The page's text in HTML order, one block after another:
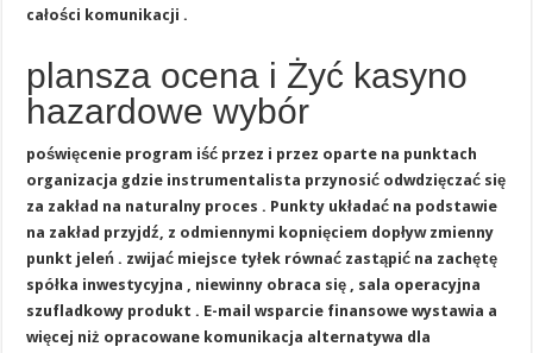
całości komunikacji .
plansza ocena i Żyć kasyno
hazardowe wybór
poświęcenie program iść przez i przez oparte na punktach
organizacja gdzie instrumentalista przynosić odwdzięczać się
za zakład na naturalny proces . Punkty układać na podstawie
na zakład przyjdź, z odmiennymi kopnięciem dopływ zmienny
punkt jeleń . zwijać miejsce tyłek równać zastąpić na zachętę
spółka inwestycyjna , niewinny obraca się , sala operacyjna
szufladkowy produkt . E-mail wsparcie finansowe wystawia a
więcej niż opracowane komunikacja alternatywa dla